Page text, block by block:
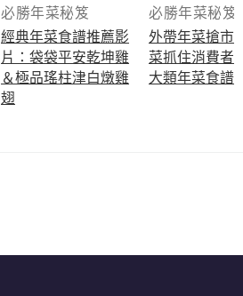
立即加入
必勝年菜秘笈
經典年菜食譜推薦影
片：袋袋平安乾坤雞
＆極品瑤柱津白燉雞
翅
必勝年菜秘笈
外帶年菜搶市
菜抓住消費者
大類年菜食譜